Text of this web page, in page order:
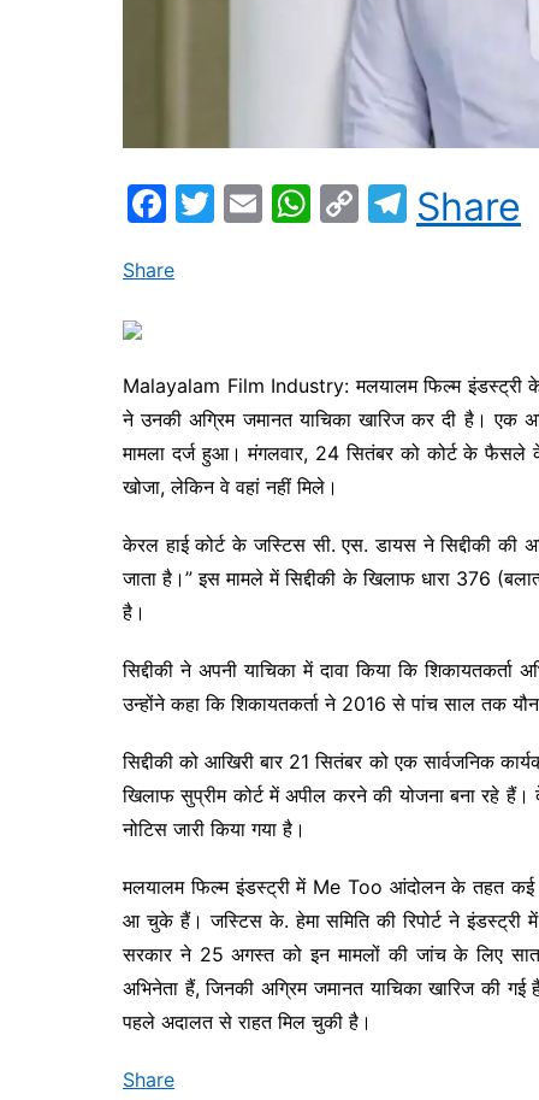
F
c
o
o
k
T
E
W
p
p
C
n
k
T
el
m
Share
Share
Malayalam Film Industry: मलयालम फिल्म इंडस्ट्री के
ने उनकी अग्रिम जमानत याचिका खारिज कर दी है। एक
मामला दर्ज हुआ। मंगलवार, 24 सितंबर को कोर्ट के फैसले
खोजा, लेकिन वे वहां नहीं मिले।
केरल हाई कोर्ट के जस्टिस सी. एस. डायस ने सिद्दीकी की
जाता है।” इस मामले में सिद्दीकी के खिलाफ धारा 376
है।
सिद्दीकी ने अपनी याचिका में दावा किया कि
उन्होंने कहा कि शिकायतकर्ता ने 2016 से पांच साल तक
सिद्दीकी को आखिरी बार 21 सितंबर को एक सार्वजनिक
खिलाफ सुप्रीम कोर्ट में अपील करने की योजना बना रहे
नोटिस जारी किया गया है।
मलयालम फिल्म इंडस्ट्री में Me Too आंदोलन के तहत कई
आ चुके हैं। जस्टिस के. हेमा समिति की रिपोर्ट ने
सरकार ने 25 अगस्त को इन मामलों की जांच के लिए
अभिनेता हैं, जिनकी अग्रिम जमानत याचिका खारिज की
पहले अदालत से राहत मिल चुकी है।
Share